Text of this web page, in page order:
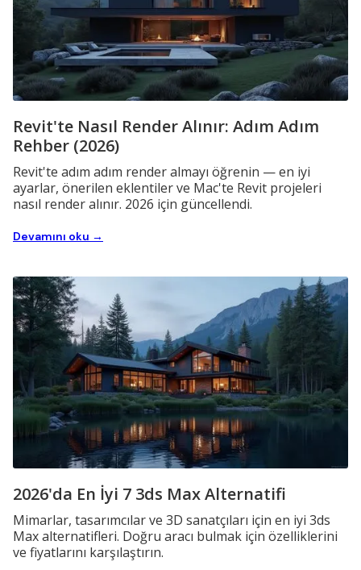
Revit'te Nasıl Render Alınır: Adım Adım
Rehber (2026)
Revit'te adım adım render almayı öğrenin — en iyi
ayarlar, önerilen eklentiler ve Mac'te Revit projeleri
nasıl render alınır. 2026 için güncellendi.
Devamını oku →
2026'da En İyi 7 3ds Max Alternatifi
Mimarlar, tasarımcılar ve 3D sanatçıları için en iyi 3ds
Max alternatifleri. Doğru aracı bulmak için özelliklerini
ve fiyatlarını karşılaştırın.